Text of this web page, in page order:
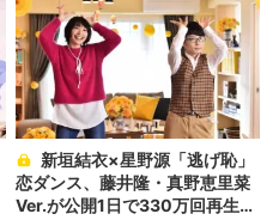
恋ダンス、藤井隆・真野恵里菜
Ver.が公開1日で330万回再生突